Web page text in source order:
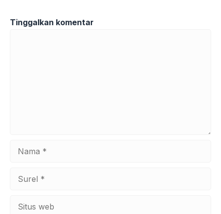
Tinggalkan komentar